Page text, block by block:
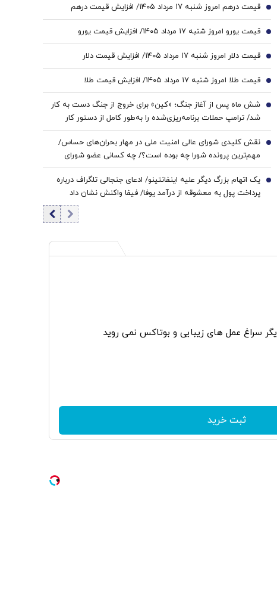
قیمت درهم امروز شنبه ۱۷ مرداد ۱۴۰۵/ افزایش قیمت درهم 4
قیمت یورو امروز شنبه ۱۷ مرداد ۱۴۰۵/ افزایش قیمت یورو 5
قیمت دلار امروز شنبه ۱۷ مرداد ۱۴۰۵/ افزایش قیمت دلار 6
قیمت طلا امروز شنبه ۱۷ مرداد ۱۴۰۵/ افزایش قیمت طلا 7
شش ماه پس از آغاز جنگ؛ «کین» برای خروج از جنگ دست به کار
شد/ ترامپ حملات برنامه‌ریزی‌شده را به‌طور کامل از دستور کار
خارج نکرده/ گزینه عملیات زمینی وجود دارد؛ اما کسی خواستار آن
نیست
8
نقش کلیدی شورای عالی امنیت ملی در مهار بحران‌های حساس/
مهم‌ترین پرونده شورا چه بوده است؟/ چه کسانی عضو شورای
عالی امنیت ملی هستند؟
9
یک اتهام بزرگ دیگر علیه اینفانتینو/ ادعای جنجالی تلگراف درباره
پرداخت پول به معشوقه از درآمد یوفا/ فیفا واکنش نشان داد
10
سراغ عمل های زیبایی و بوتاکس نمی روید
ثبت خرید